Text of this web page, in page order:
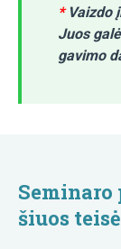
*Vaizdo
Juos
gavimo
Seminaro
šiuos